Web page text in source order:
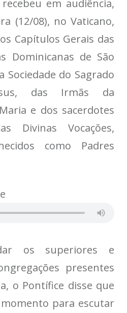
em audiência,
(12/08), no Vaticano,
Capítulos Gerais das
Dominicanas de São
Sociedade do Sagrado
das Irmãs da
e dos sacerdotes
Divinas Vocações,
como Padres
os superiores e
presentes
o Pontífice disse que
para escutar